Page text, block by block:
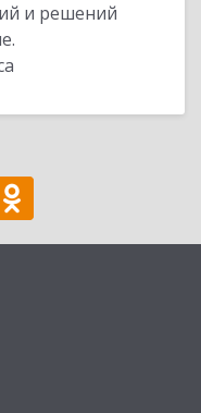
и решений